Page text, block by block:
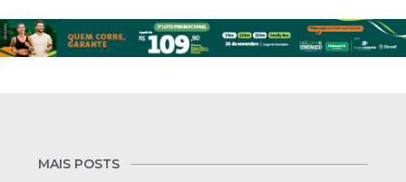
MAIS POSTS